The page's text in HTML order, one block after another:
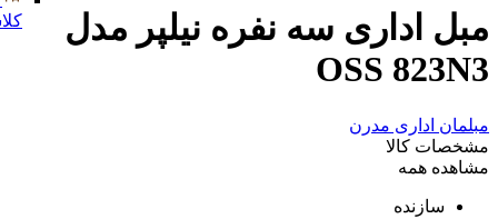
مبل اداری سه نفره نیلپر مدل
OSS 823N3
مبلمان اداری مدرن
مشخصات کالا
مشاهده همه
سازنده